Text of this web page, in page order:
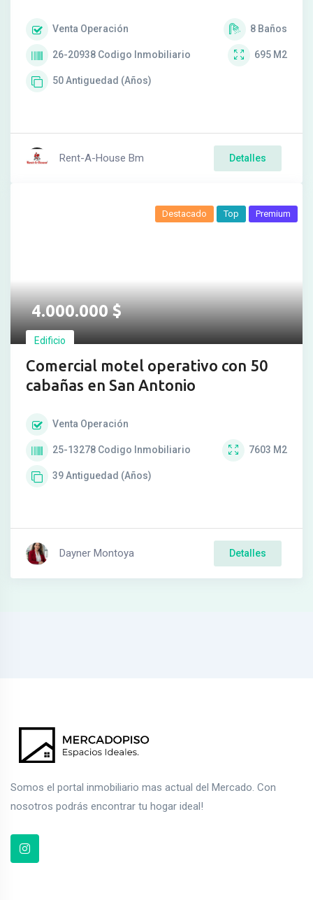
Venta Operación 8 Baños
26-20938 Codigo Inmobiliario 695 M2
50Antiguedad (Años)
Rent-A-House Bm Detalles
4.000.000$
Edificio
Comercial motel operativo con 50
cabañas en San Antonio
Destacado Top Premium
Venta Operación
25-13278 Codigo Inmobiliario 7603 M2
39Antiguedad (Años)
Dayner Montoya Detalles
Somos el portal inmobiliario mas actual del Mercado. Con
nosotros podrás encontrar tu hogar ideal!